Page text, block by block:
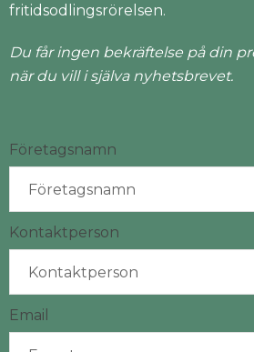
fritidsodlingsrörelsen.
Du får ingen bekräftelse på din
när du vill i själva nyhetsbrevet.
Företagsnamn
Kontaktperson
Email